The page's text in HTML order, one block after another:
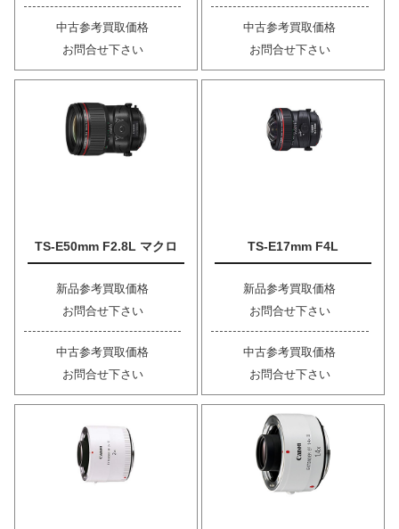
中古参考買取価格
お問合せ下さい
中古参考買取価格
お問合せ下さい
TS-E50mm F2.8L マクロ
新品参考買取価格
お問合せ下さい
中古参考買取価格
お問合せ下さい
TS-E17mm F4L
新品参考買取価格
お問合せ下さい
中古参考買取価格
お問合せ下さい